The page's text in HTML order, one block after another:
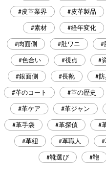
#皮革業界 #皮革製品
#素材 #経年変化
#肉面側 #肚ワニ #
#色合い #視点 #
#銀面側 #長靴 #
#革のコート #革の歴史
#革ケア #革ジャン
#革手袋 #革探偵 #
#革紐 #革職人
#靴選び #鞄